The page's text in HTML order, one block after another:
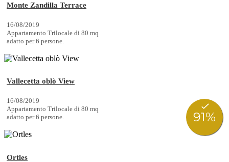
Monte Zandilla Terrace
16/08/2019
Appartamento Trilocale di 80 mq
adatto per 6 persone.
Vallecetta oblò View
16/08/2019
Appartamento Trilocale di 80 mq
adatto per 6 persone.
Ortles